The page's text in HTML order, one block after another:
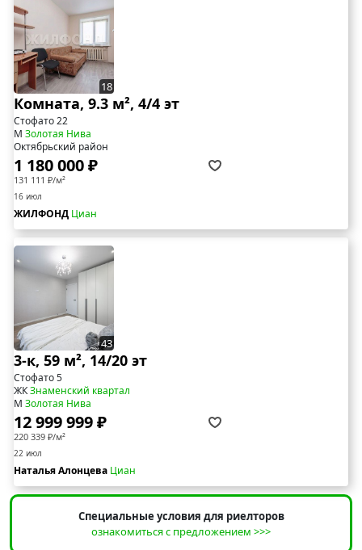
18
Комната, 9.3 м², 4/4 эт
Стофато 22
М Золотая Нива
Октябрьский район
1 180 000 ₽
131 111 ₽/м²
16 июл
ЖИЛФОНД Циан
43
3-к, 59 м², 14/20 эт
Стофато 5
ЖКЗнаменский квартал
М Золотая Нива
12 999 999 ₽
220 339 ₽/м²
22 июл
Наталья Алонцева Циан
Специальные условия для риелторов
ознакомиться с предложением >>>